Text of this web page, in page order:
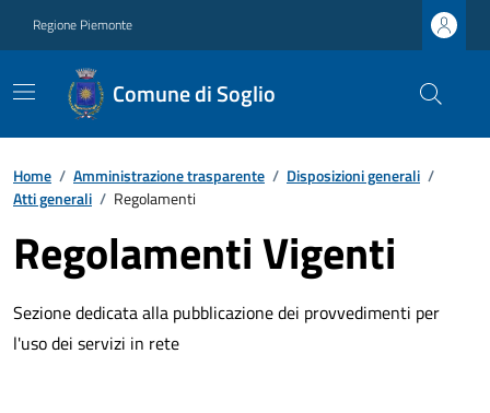
Regione Piemonte
Comune di Soglio
Home / Amministrazione trasparente / Disposizioni generali /
Atti generali / Regolamenti
Regolamenti Vigenti
Sezione dedicata alla pubblicazione dei provvedimenti per
l'uso dei servizi in rete